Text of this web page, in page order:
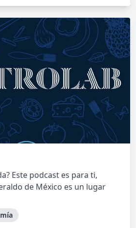
Este podcast es para ti,
de México es un lugar